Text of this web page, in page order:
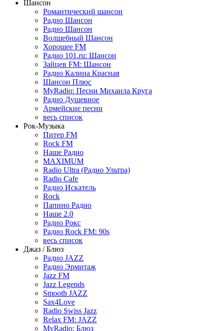
Шансон
Романтический шансон
Радио Шансон
Радио Шансон
Волшебный Шансон
Хорошее FM
Радио 101.ru: Шансон
Зайцев FM: Шансон
Радио Калина Красная
Шансон Плюс
MyRadio: Песни Михаила Круга
Радио Душевное
Армейские песни
весь список
Рок-Музыка
Питер FM
Rock FM
Наше Радио
MAXIMUM
Radio Ultra (Радио Ультра)
Radio Cafe
Радио Искатель
Rock
Папино Радио
Наше 2.0
Радио Рокс
Радио Rock FM: 90s
весь список
Джаз / Блюз
Радио JAZZ
Радио Эрмитаж
Jazz FM
Jazz Legends
Smooth JAZZ
Sax4Love
Radio Swiss Jazz
Relax FM: JAZZ
MyRadio: Блюз